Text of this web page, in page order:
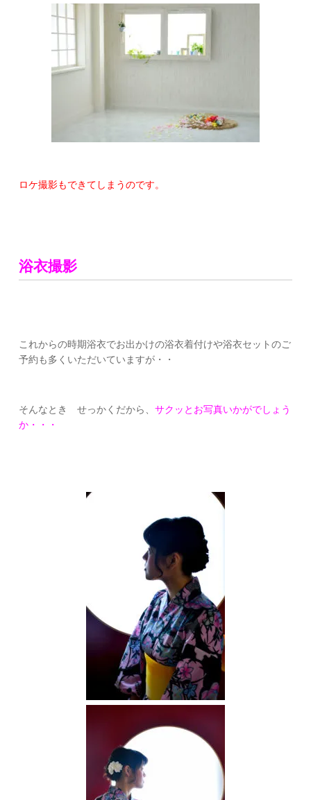
ロケ撮影もできてしまうのです。
浴衣撮影
これからの時期浴衣でお出かけの浴衣着付けや浴衣セットのご
予約も多くいただいていますが・・
そんなとき せっかくだから、サクッとお写真いかがでしょう
か・・・